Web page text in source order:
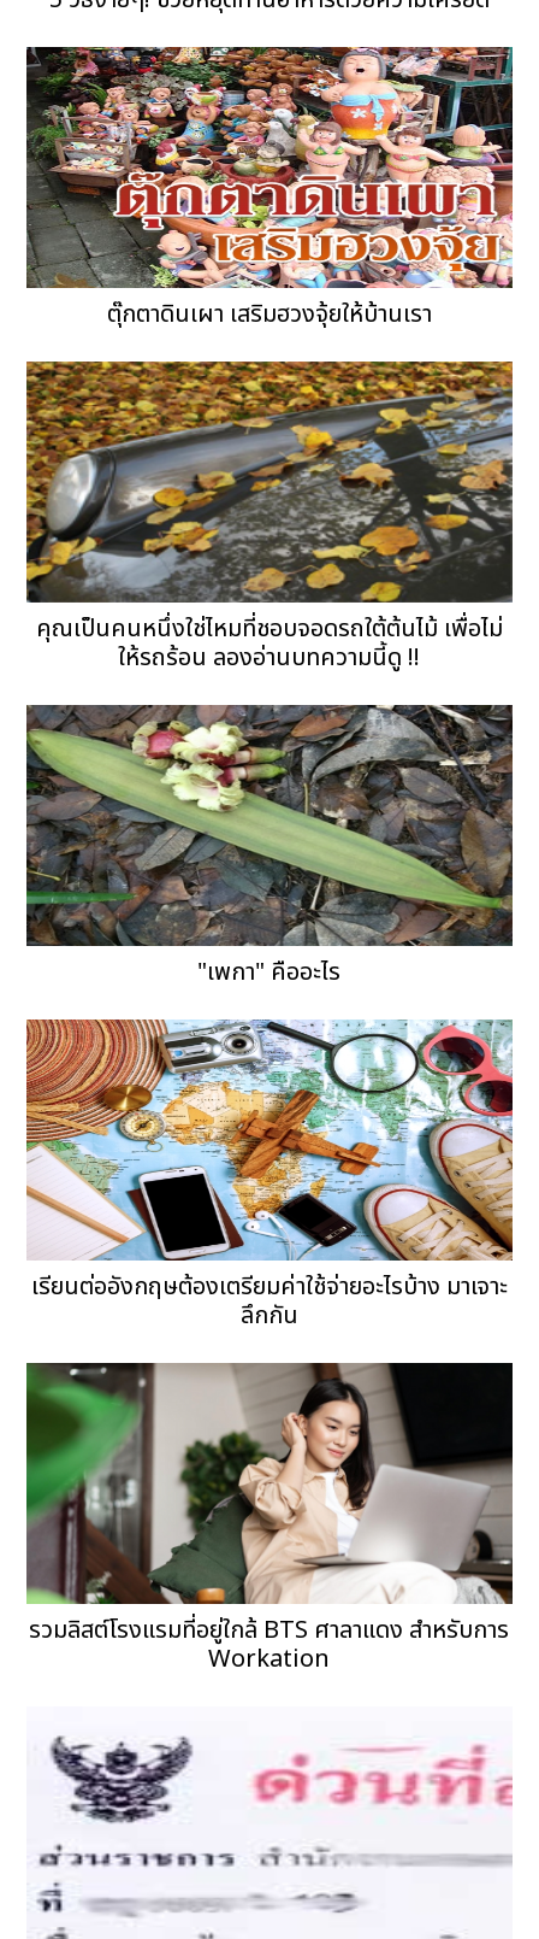
ตุ๊กตาดินเผา เสริมฮวงจุ้ยให้บ้านเรา
คุณเป็นคนหนึ่งใช่ไหมที่ชอบจอดรถใต้ต้นไม้ เพื่อไม่
ให้รถร้อน ลองอ่านบทความนี้ดู !!
"เพกา" คืออะไร
เรียนต่ออังกฤษต้องเตรียมค่าใช้จ่ายอะไรบ้าง มาเจาะ
ลึกกัน
รวมลิสต์โรงแรมที่อยู่ใกล้ BTS ศาลาแดง สำหรับการ
Workation